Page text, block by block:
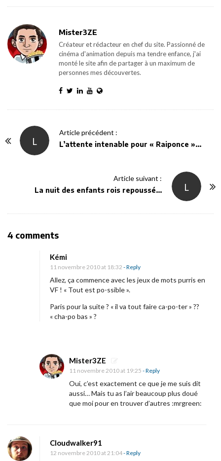
Mister3ZE
Créateur et rédacteur en chef du site. Passionné de
cinéma d'animation depuis ma tendre enfance, j'ai
monté le site afin de partager à un maximum de
personnes mes découvertes.
L
Article précédent :
L’attente intenable pour « Raiponce »…
L
Article suivant :
La nuit des enfants rois repoussé…
4 commentsO
D
u
i
e
p
o
p
Kémi
11 novembre 2010 at 18:32 - Reply
Allez, ça commence avec les jeux de mots purris en
VF ! « Tout est po-ssible ».
Paris pour la suite ? « il va tout faire ca-po-ter » ??
« cha-po bas » ?
Mister3ZE
11 novembre 2010 at 19:25 - Reply
Oui, c’est exactement ce que je me suis dit
aussi… Mais tu as l’air beaucoup plus doué
que moi pour en trouver d’autres :mrgreen:
Cloudwalker91
12 novembre 2010 at 21:04- Reply